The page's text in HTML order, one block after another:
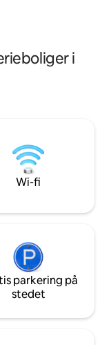
mindeværdig
i
Wi-fi
parkering på
stedet